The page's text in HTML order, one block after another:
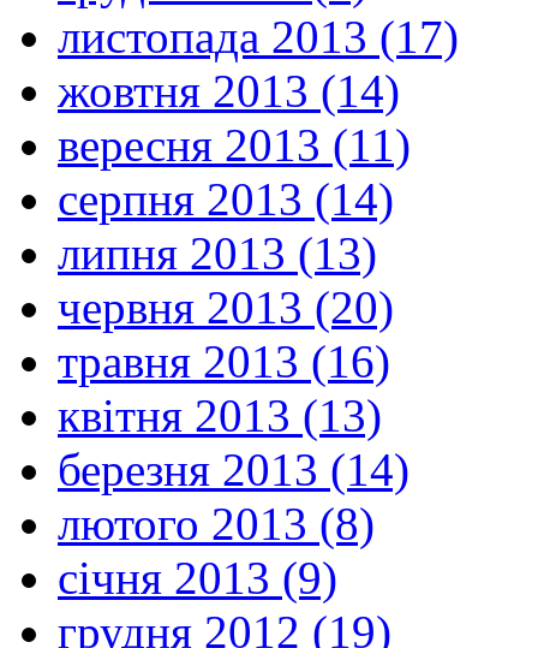
листопада 2013 (17)
жовтня 2013 (14)
вересня 2013 (11)
серпня 2013 (14)
липня 2013 (13)
червня 2013 (20)
травня 2013 (16)
квітня 2013 (13)
березня 2013 (14)
лютого 2013 (8)
січня 2013 (9)
грудня 2012 (19)